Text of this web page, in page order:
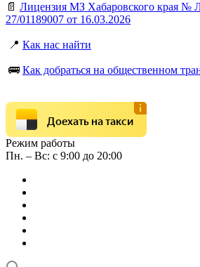
📄 Лицензия МЗ Хабаровского края №
27/01189007 от 16.03.2026
📍 Как нас найти
🚌 Как добраться на общественном
Доехать на такси
Режим работы
Пн. – Вс: с 9:00 до 20:00